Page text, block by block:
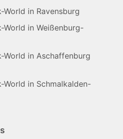
World in Ravensburg
World in Weißenburg-
World in Aschaffenburg
World in Schmalkalden-